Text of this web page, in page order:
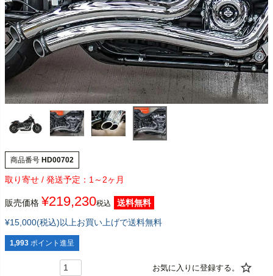
商品番号 HD00702
1～2ヶ月
販売価格 ¥219,230税込
送料無料
¥15,000(税込)以上お買い上げで送料無料
1,993 ポイント進呈